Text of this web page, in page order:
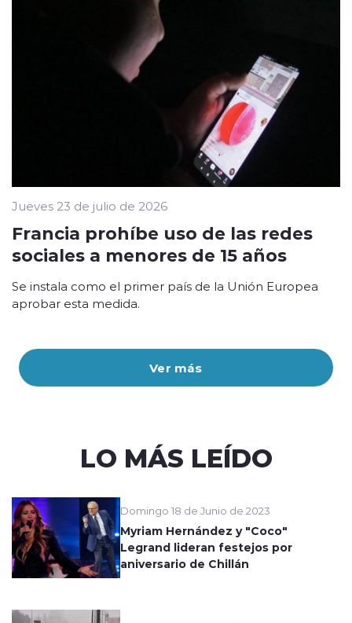
Ver más
Jueves 23 de julio de 2026
Francia prohíbe uso de las redes
sociales a menores de 15 años
Se instala como el primer país de la Unión Europea
aprobar esta medida.
LO MÁS LEÍDO
Domingo 18 de Junio de 2023
Myriam Hernández y "Coco"
Legrand lideran festejos por
aniversario de Chillán